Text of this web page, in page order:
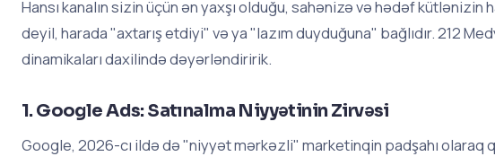
Hansı kanalın sizin üçün ən yaxşı olduğu, sahənizə və hədəf
deyil, harada "axtarış etdiyi" və ya "lazım duyduğuna" bağlıdır. 212
dinamikaları daxilində dəyərləndiririk.
1. Google Ads: Satınalma Niyyətinin Zirvəsi
Google, 2026-cı ildə də "niyyət mərkəzli" marketinqin padşahı olaraq